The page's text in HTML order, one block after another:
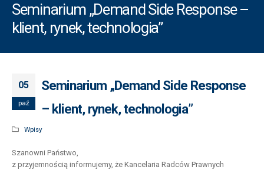
Seminarium „Demand Side Response –
klient, rynek, technologia”
05
paź
Seminarium „Demand Side Response
– klient, rynek, technologia”
Wpisy
Szanowni Państwo,
z przyjemnością informujemy, że Kancelaria Radców Prawnych